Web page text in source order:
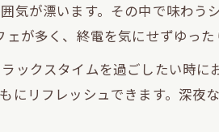
泉シーシャのおすすめポイント
泉シーシャで味わう特別な夜
シーシャを味わう方法
シャ深夜利用の楽しみ方
が漂います。その中で味わう
が多く、終電を気にせずゆった
クスタイムを過ごしたい時に
リフレッシュできます。深夜